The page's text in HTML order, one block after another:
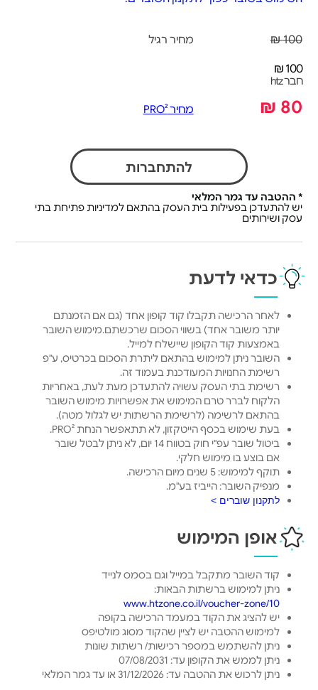
100 ₪ מחיר רגיל
100 ₪
חבר htz
80 ₪ מחיר PRO²
להתחברות
* ההטבה עד גמר המלאי
יש להתעדכן בפעילות בית העסק בהתאם למדיניות פתיחת בתי
עסק ושירותים
כדאי לדעת
לאחר הרכישה תקבלו קוד קופון אחד (גם אם הזמנתם
יותר משובר אחד) בשווי הסכום שרכשתם.מימוש השובר
באמצעות קוד הקופון שיישלח למייל.
השובר ניתן למימוש בהתאם ליתרת הסכום בכרטיס, ע"פ
רשימת החנויות המעודכנת בעמוד זה.
רשימת בתי העסק עשויה להתעדכן מעת לעת, באחריות
הלקוח לברר טרם המימוש את אפשרויות מימוש השובר
בהתאם לרשימה (לרשימת הרשתות יש לגלול מטה).
בעת שימוש בכסף הייטקזון, לא תתאפשר הנחת PRO².
ביטול שובר עפ"י חוק בטווח 14 יום, לא ניתן לבטל שובר
אם בוצע בו מימוש חלקי.
תוקף למימוש: 5 שנים מיום הרכישה.
מנפיק השובר: הייביז בע"מ.
לתקנון שוברים >
אופן המימוש
קוד השובר מתקבל במייל וגם בסמס לנייד
ניתן למימוש ברשתות הבאות:
www.htzone.co.il/voucher-zone/10
יש להציג את הקוד במעמד הרכישה בקופה
למימוש ההטבה יש לציין שהקוד מסוג מולטיפס
ניתן להשתמש במספר רכישות/ רשתות שונות
ניתן לממש את הקופון עד: 07/08/2031
ניתן לרכוש את ההטבה עד: 31/12/2026 או עד גמר המלאי